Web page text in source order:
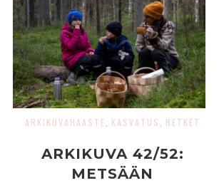
ARKIKUVAHAASTE KASVATUS RETKET
ARKIKUVA 42/52:
METSÄÄN